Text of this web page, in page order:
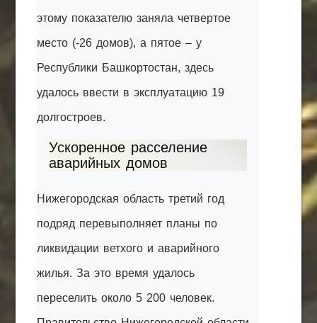
этому показателю заняла четвертое
место (-26 домов), а пятое – у
Республики Башкортостан, здесь
удалось ввести в эксплуатацию 19
долгостроев.
Ускоренное расселение
аварийных домов
Нижегородская область третий год
подряд перевыполняет планы по
ликвидации ветхого и аварийного
жилья. За это время удалось
переселить около 5 200 человек.